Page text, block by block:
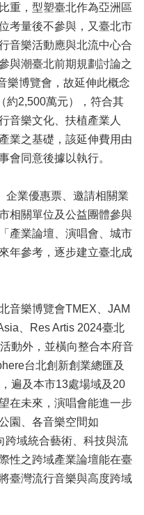
重，型塑臺北作為亞洲區
考量後不參與，又臺北市
音樂活動應與北流中心合
與潮臺北前期規劃討論之
樂博覽會，故延伸此概念
約2,500萬元），符合其
音樂文化、扶植產業人
業之基礎，該延伸費用由
會同意後據以執行。
企業優惠票、邀請相關業
相關單位及公益團體參與
產業論壇、演唱會、城市
年參考，逐步建立臺北成
音樂博覽會TMEX、JAM
、Res Artis 2024臺北
動外，並橫向整合本府音
台北創新創業總匯及
遍及本市13處場域及20
在未來，演唱會能進一步
園、各音樂空間如
跨域統合藝術、科技與流
性之跨域產業論壇能在臺
臺灣流行音樂與高度跨域